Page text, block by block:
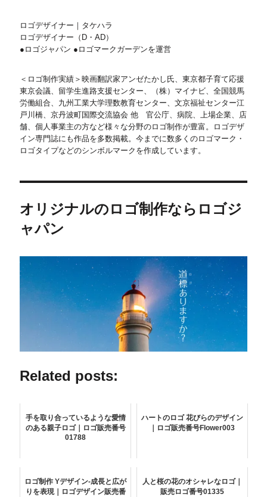
ロゴデザイナー｜タケハラ
ロゴデザイナー（D・AD）
●ロゴジャパン ●ロゴマークガーデンを運営
＜ロゴ制作実績＞映画翻訳家アンゼたかし氏、東京都子育て応援
東京会議、留学生進路支援センター、（株）マイナビ、全国競馬
労働組合、九州工業大学理数教育センター、文京福祉センター江
戸川橋、京丹波町国際交流協会 他 官公庁、病院、上場企業、店
舗、個人事業主の方など様々な分野のロゴ制作が豊富。ロゴデザ
イン専門誌にも作品を多数掲載。今までに数多くのロゴマーク・
ロゴタイプなどのシンボルマークを作成しています。
オリジナルのロゴ制作ならロゴジ
ャパン
Related posts:
手を取り合っているような愛情
のある親子ロゴ｜ロゴ販売番号
01788
ハートのロゴ 花びらのデザイン
｜ロゴ販売番号Flower003
ロゴ制作 Yデザイン-成長と広が
りを表現｜ロゴデザイン販売番
人と桜の花のオシャレなロゴ｜
販売ロゴ番号01335